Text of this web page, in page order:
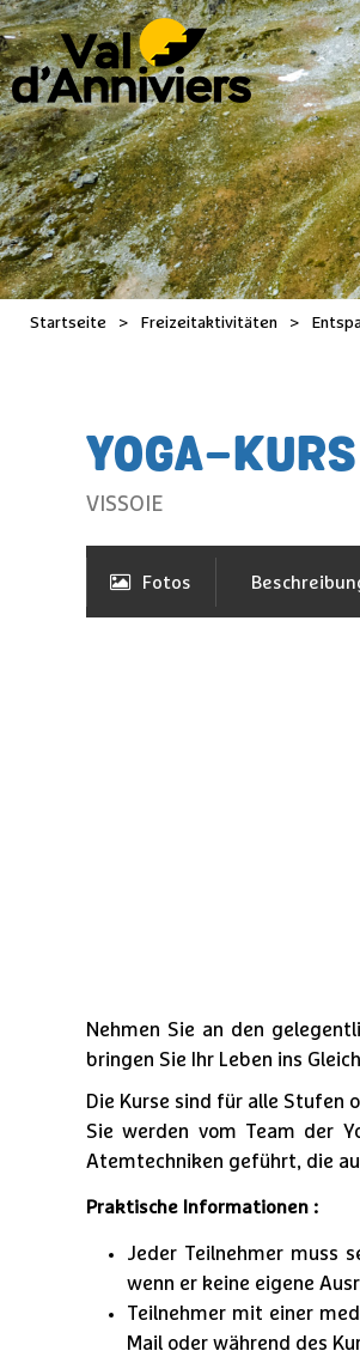
Startseite > Freizeitaktivitäten >
YOGA-
VISSOIE
Fotos
Nehmen Sie an den
bringen Sie Ihr Leben ins
Die Kurse sind für alle Stufen
Sie werden vom Team der
Atemtechniken geführt, die
Praktische Informationen :
Jeder Teilnehmer muss
wenn er keine eigene
Teilnehmer mit einer
Mail oder während des